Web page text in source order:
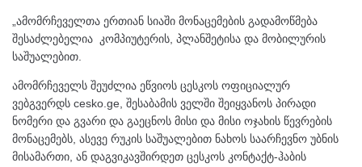
„ამომრჩეველთა ერთიან სიაში მონაცემების გადამოწმება
შესაძლებელია კომპიუტერის, პლანშეტისა და მობილურის
საშუალებით.
ამომრჩეველს შეუძლია ეწვიოს ცესკოს ოფიციალურ
ვებგვერდს cesko.ge, შესაბამის ველში შეიყვანოს პირადი
ნომერი და გვარი და გაეცნოს მისი და მისი ოჯახის წევრების
მონაცემებს, ასევე რუკის საშუალებით ნახოს საარჩევნო უბნის
მისამართი, ან დაგვიკავშირდეთ ცესკოს კონტაქტ-ჰაბის